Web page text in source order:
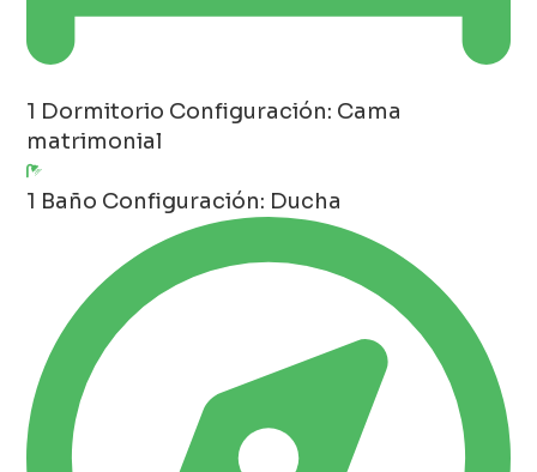
1 Dormitorio Configuración: Cama
matrimonial
1 Baño Configuración: Ducha